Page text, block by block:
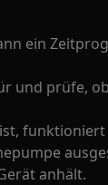
ein
und prüfe,
funktioniert
anhält.